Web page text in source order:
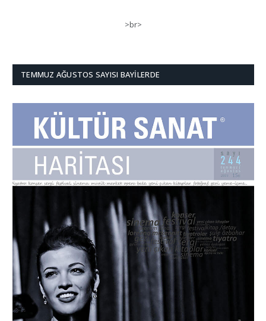
>br>
TEMMUZ AĞUSTOS SAYISI BAYILERDE